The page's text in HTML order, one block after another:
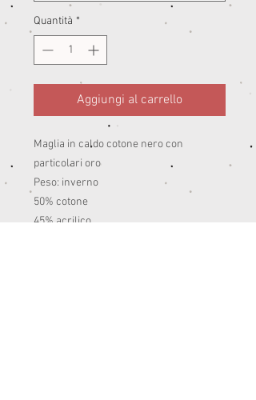
Quantità *
Aggiungi al carrello
Maglia in caldo cotone nero con
particolari oro
Peso: inverno
50% cotone
45% acrilico